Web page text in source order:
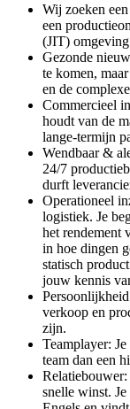
Wij zoeken
een
(JIT)
Gezonde
te komen,
en de
Commercieel
houdt van de
lange-termijn
Wendbaar &
24/7
durft
Operationeel
logistiek. Je
het rendement
in hoe dingen
statisch
jouw kennis
verkoop en
zijn.
Teamplayer:
team dan een
snelle winst.